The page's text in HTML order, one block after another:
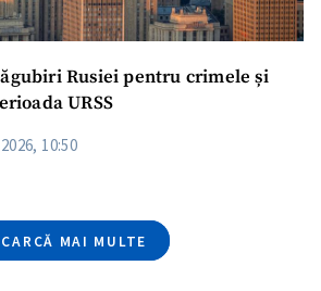
Rusiei pentru crimele și
URSS
10:50
MAI MULTE
personal
și sunt de
politica de